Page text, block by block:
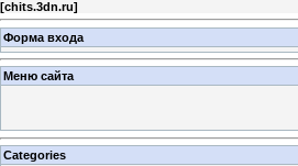
[chits.3dn.ru]
Форма входа
Меню сайта
Categories